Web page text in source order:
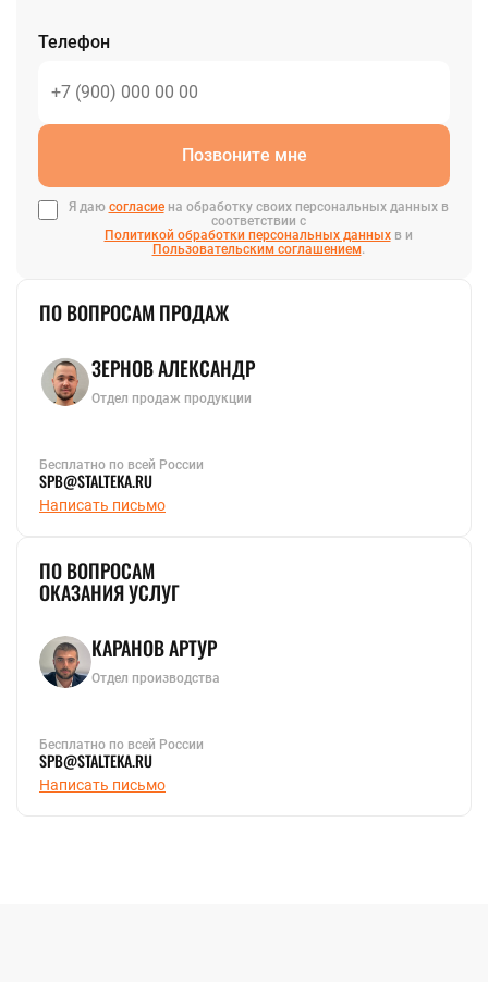
Телефон
Позвоните мне
Я даю согласиена обработку своих персональных данных в
соответствии с
Политикой обработки персональных данныхв и
Пользовательским соглашением.
ПО ВОПРОСАМ ПРОДАЖ
ЗЕРНОВ АЛЕКСАНДР
Отдел продаж продукции
Бесплатно по всей России
SPB@STALTEKA.RU
Написать письмо
ПО ВОПРОСАМ
ОКАЗАНИЯ УСЛУГ
КАРАНОВ АРТУР
Отдел производства
Бесплатно по всей России
SPB@STALTEKA.RU
Написать письмо